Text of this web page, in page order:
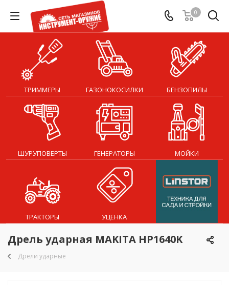
0
ТРИММЕРЫ ГАЗОНОКОСИЛКИ БЕНЗОПИЛЫ
ШУРУПОВЕРТЫ ГЕНЕРАТОРЫ МОЙКИ
ТРАКТОРЫ УЦЕНКА
Дрель ударная MAKITA HP1640K
Дрели ударные